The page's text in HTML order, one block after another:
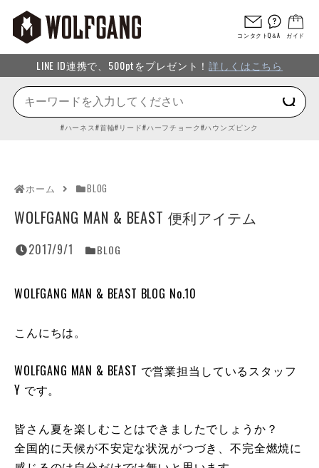
コンタクトQ＆A ガイド
LINE ID連携で、500ptをプレゼント！詳しくはこちら
ハーネス 首輪 リード ハーフチョーク ハウンズピンク
ホーム BLOG
WOLFGANG MAN & BEAST 便利アイテム
2017/9/1 BLOG
WOLFGANG MAN & BEAST BLOG No.10
こんにちは。
WOLFGANG MAN & BEAST で営業担当しているスタッフ
Y です。
皆さん夏を楽しむことはできましたでしょうか？
全国的に天候が不安定な状況がつづき、不完全燃焼に